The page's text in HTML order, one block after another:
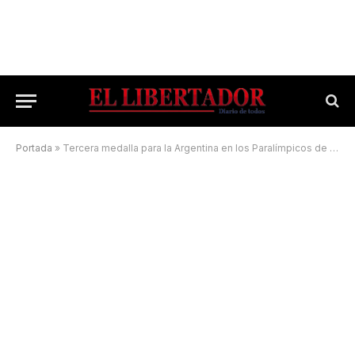
Portada » Tercera medalla para la Argentina en los Paralímpicos de Tokio 2020